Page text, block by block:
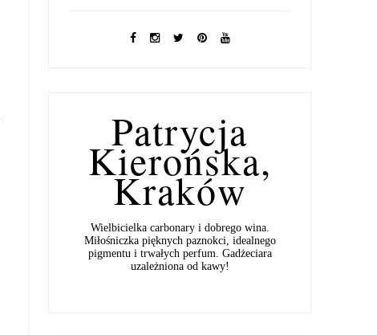
Patrycja
Kierońska,
Kraków
Wielbicielka carbonary i dobrego wina.
Miłośniczka pięknych paznokci, idealnego
pigmentu i trwałych perfum. Gadżeciara
uzależniona od kawy!